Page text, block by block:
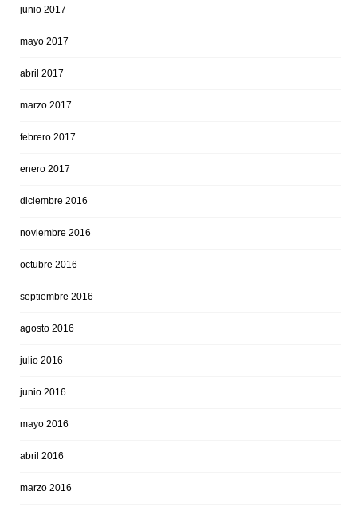
junio 2017
mayo 2017
abril 2017
marzo 2017
febrero 2017
enero 2017
diciembre 2016
noviembre 2016
octubre 2016
septiembre 2016
agosto 2016
julio 2016
junio 2016
mayo 2016
abril 2016
marzo 2016